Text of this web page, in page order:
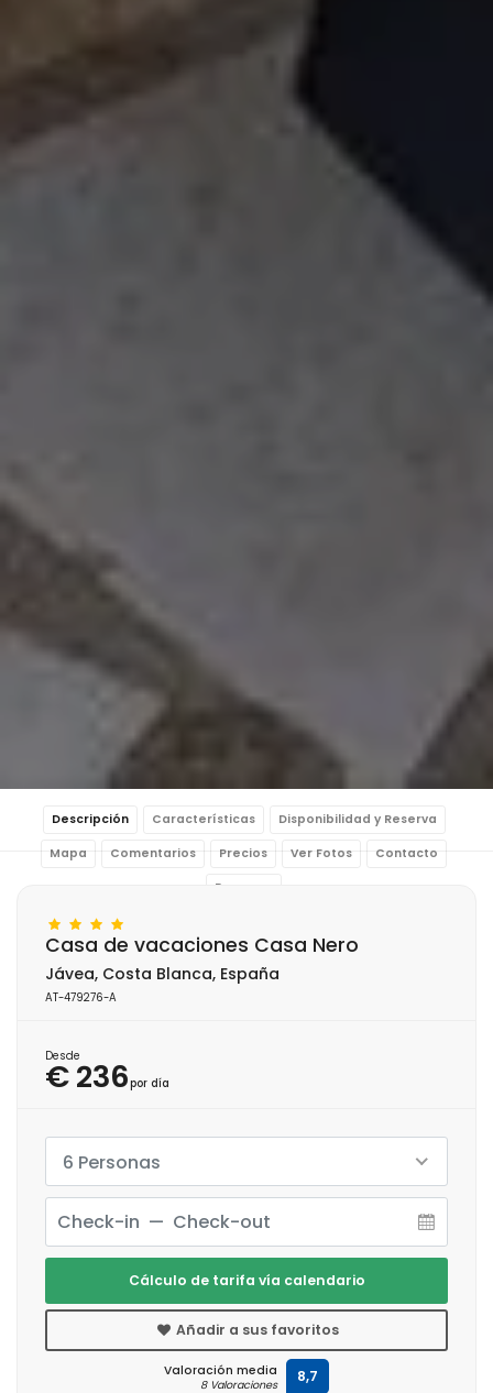
Descripción Características Disponibilidad y Reserva
Mapa Comentarios Precios Ver Fotos Contacto
Reservar
Casa de vacaciones Casa Nero
Jávea, Costa Blanca, España
AT-479276-A
Desde
€ 236por día
6 Personas
Cálculo de tarifa vía calendario
Añadir a sus favoritos
Valoración media
8 Valoraciones 8,7